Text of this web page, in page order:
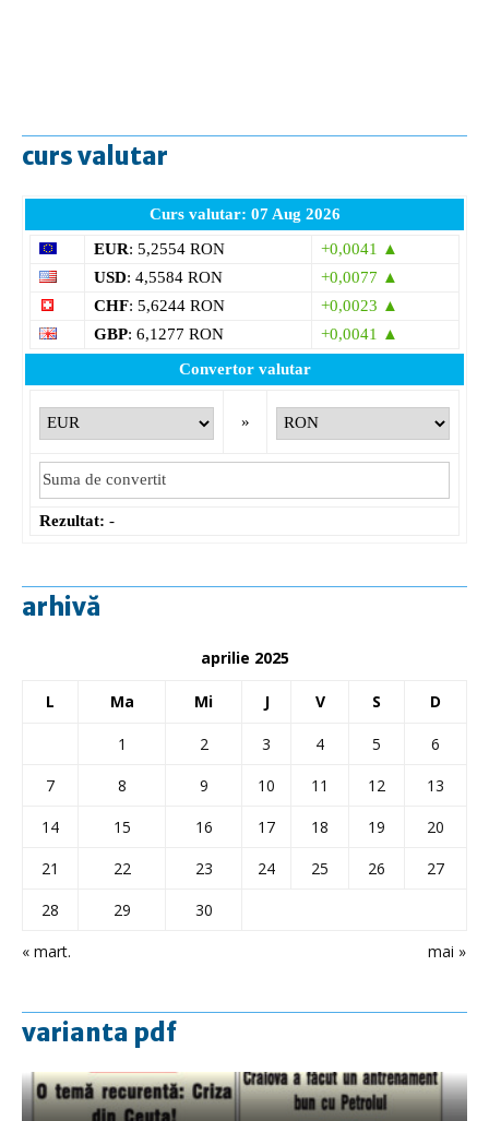
curs valutar
Curs valutar: 07 Aug 2026
EUR: 5,2554 RON
+0,0041 ▲
USD: 4,5584 RON
+0,0077 ▲
CHF: 5,6244 RON
+0,0023 ▲
GBP: 6,1277 RON
+0,0041 ▲
Convertor valutar
»
Rezultat: -
arhivă
aprilie 2025
L Ma Mi J V S D
« mart. mai »
1 2 3 4 5
6
7
8 9 10 11 12
13
14
15 16 17 18 19
20
21
22 23 24 25 26
27
28
29 30
varianta pdf